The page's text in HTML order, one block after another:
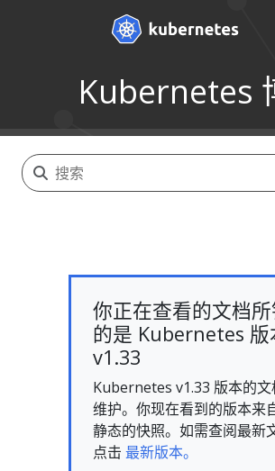
Kubernetes
你正在查看的文档
的是 Kubernetes 版
v1.33
Kubernetes v1.33 版本的
维护。你现在看到的版本来
静态的快照。如需查阅最新
点击 最新版本。